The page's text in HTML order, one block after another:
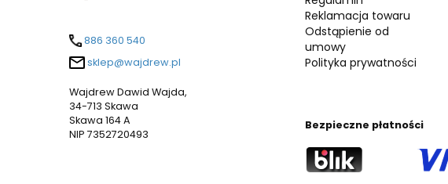
886 360 540
sklep@wajdrew.pl
Wajdrew Dawid Wajda,
34-713 Skawa
Skawa 164 A
NIP 7352720493
Reklamacja towaru
Odstąpienie od
umowy
Polityka prywatności
Bezpieczne płatności